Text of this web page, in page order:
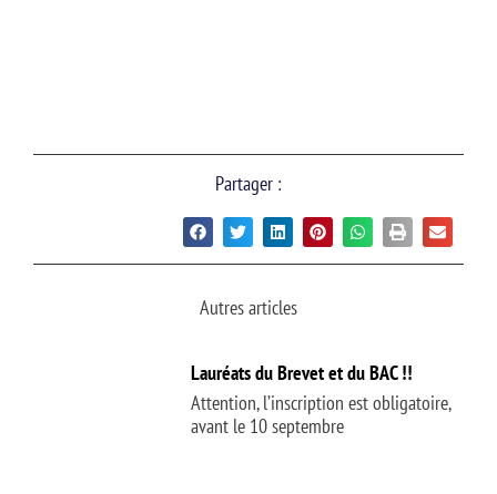
Partager :
Autres articles
Lauréats du Brevet et du BAC !!
Attention, l’inscription est obligatoire,
avant le 10 septembre